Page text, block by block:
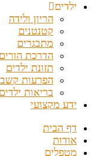
ילדים
הריון ולידה
קטנטנים
מתבגרים
הדרכת הורים
תזונת ילדים
הפרעות קשב
בריאות ילדים
ידע מקצועי
דף הבית
אודות
מטפלים